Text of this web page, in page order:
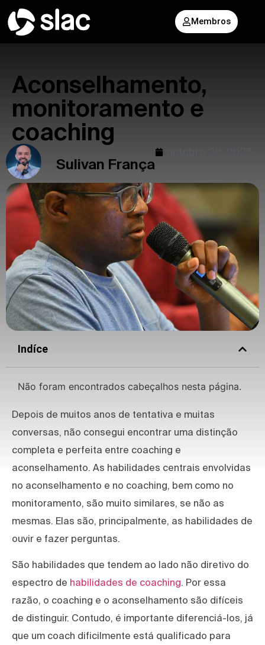
Membros
Aconselhamento,
monitoramento e
coaching
Sulivan França
Indíce
Não foram encontrados cabeçalhos nesta página.
Depois de muitos anos de tentativa e muitas
conversas, não consegui encontrar uma distinção
completa e perfeita entre coaching e
aconselhamento. As habilidades centrais envolvidas
no aconselhamento e no coaching, bem como no
monitoramento, são muito similares, se não as
mesmas. Elas são, principalmente, as habilidades de
ouvir e fazer perguntas.
São habilidades que tendem ao lado não diretivo do
espectro de habilidades de coaching. Por essa
razão, o coaching e o aconselhamento são difíceis
de distinguir. Contudo, é importante diferenciá-los, já
que um coach dificilmente está qualificado para